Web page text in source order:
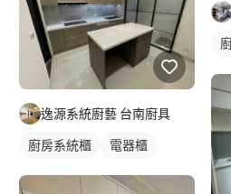
逸源系統廚藝 台南廚具
廚房系統櫃 電器櫃